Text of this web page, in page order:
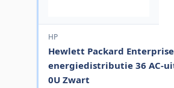
HP
Hewlett Packard Enterprise
energiedistributie 36 AC-
0U Zwart